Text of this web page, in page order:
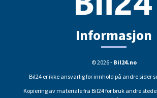
Informasjon
© 2026 -Bil24.no
Bil24 er ikke ansvarlig for innhold på andre sider
Kopiering av materiale fra Bil24 for bruk andre